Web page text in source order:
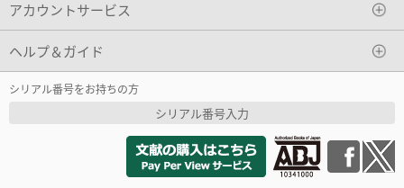
アカウントサービス
ヘルプ＆ガイド
シリアル番号をお持ちの方
シリアル番号入力